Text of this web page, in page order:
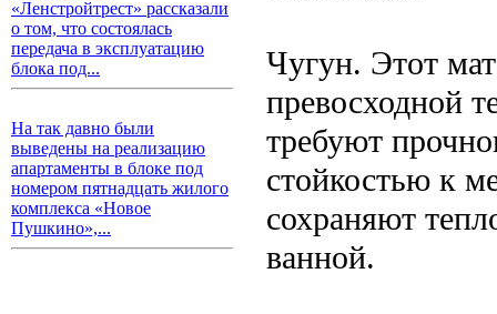
«Ленстройтрест» рассказали
о том, что состоялась
передача в эксплуатацию
блока под...
На так давно были
выведены на реализацию
апартаменты в блоке под
номером пятнадцать жилого
комплекса «Новое
Пушкино»,...
Чугун. Этот
превосходной
требуют
стойкостью к
сохраняют
ванной.